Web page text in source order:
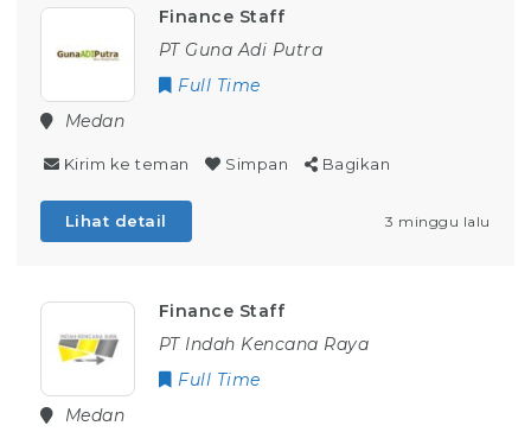
Finance Staff
PT Guna Adi Putra
Full Time
Medan
Kirim ke teman Simpan Bagikan
Lihat detail 3 minggu lalu
Finance Staff
PT Indah Kencana Raya
Full Time
Medan